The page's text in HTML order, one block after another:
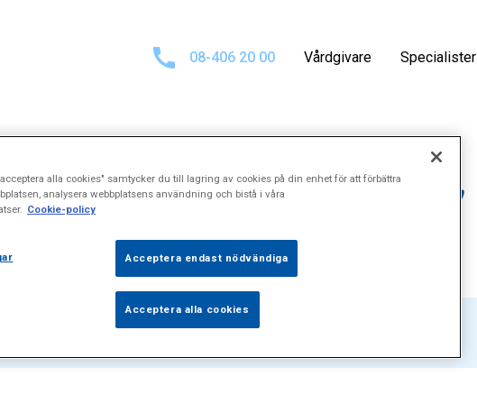
08-406 20 00 Vårdgivare Specialister
för"Vagel"
alla cookies" samtycker du till lagring av cookies på din enhet för att förbättra
analysera webbplatsens användning och bistå i våra
Cookie-policy
Acceptera endast nödvändiga
Acceptera alla cookies